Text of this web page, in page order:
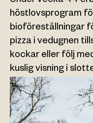
höstlovsprogram
bioföreställningar
pizza i vedugnen
kockar eller följ
kuslig visning i